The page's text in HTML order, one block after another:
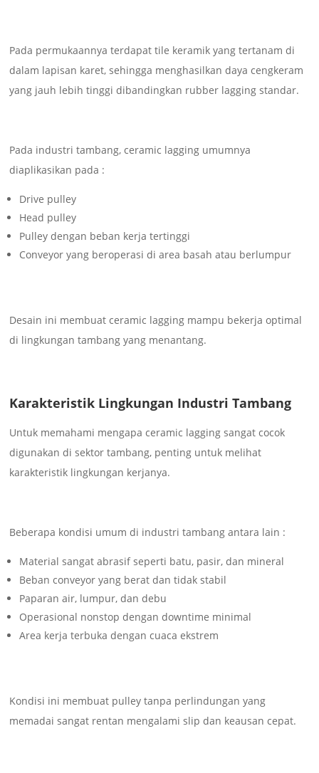
Pada permukaannya terdapat tile keramik yang tertanam di
dalam lapisan karet, sehingga menghasilkan daya cengkeram
yang jauh lebih tinggi dibandingkan rubber lagging standar.
Pada industri tambang, ceramic lagging umumnya
diaplikasikan pada :
Drive pulley
Head pulley
Pulley dengan beban kerja tertinggi
Conveyor yang beroperasi di area basah atau berlumpur
Desain ini membuat ceramic lagging mampu bekerja optimal
di lingkungan tambang yang menantang.
Karakteristik Lingkungan Industri Tambang
Untuk memahami mengapa ceramic lagging sangat cocok
digunakan di sektor tambang, penting untuk melihat
karakteristik lingkungan kerjanya.
Beberapa kondisi umum di industri tambang antara lain :
Material sangat abrasif seperti batu, pasir, dan mineral
Beban conveyor yang berat dan tidak stabil
Paparan air, lumpur, dan debu
Operasional nonstop dengan downtime minimal
Area kerja terbuka dengan cuaca ekstrem
Kondisi ini membuat pulley tanpa perlindungan yang
memadai sangat rentan mengalami slip dan keausan cepat.